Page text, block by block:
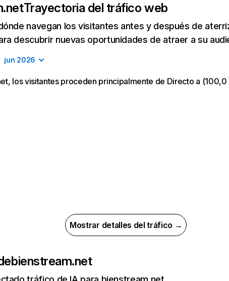
Trayectoria del tráfico web
navegan los visitantes antes y después de
descubrir nuevas oportunidades de atraer a su
jun 2026
los visitantes proceden principalmente de Directo a
Mostrar detalles del tráfico →
bienstream.net